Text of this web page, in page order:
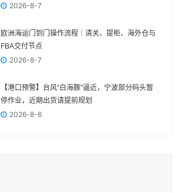
2026-8-7
欧洲海运门到门操作流程｜清关、提柜、海外仓与
FBA交付节点
2026-8-7
【港口预警】台风“白海豚”逼近，宁波部分码头暂
停作业，近期出货请提前规划
2026-8-6